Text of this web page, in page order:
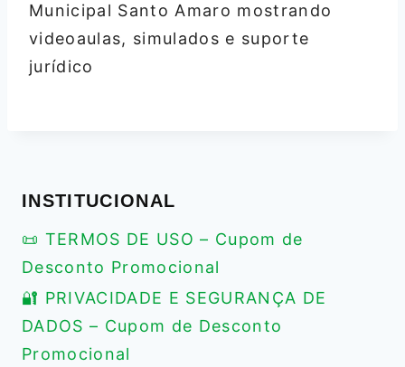
Municipal Santo Amaro mostrando
videoaulas, simulados e suporte
jurídico
INSTITUCIONAL
📜 TERMOS DE USO – Cupom de
Desconto Promocional
🔐 PRIVACIDADE E SEGURANÇA DE
DADOS – Cupom de Desconto
Promocional